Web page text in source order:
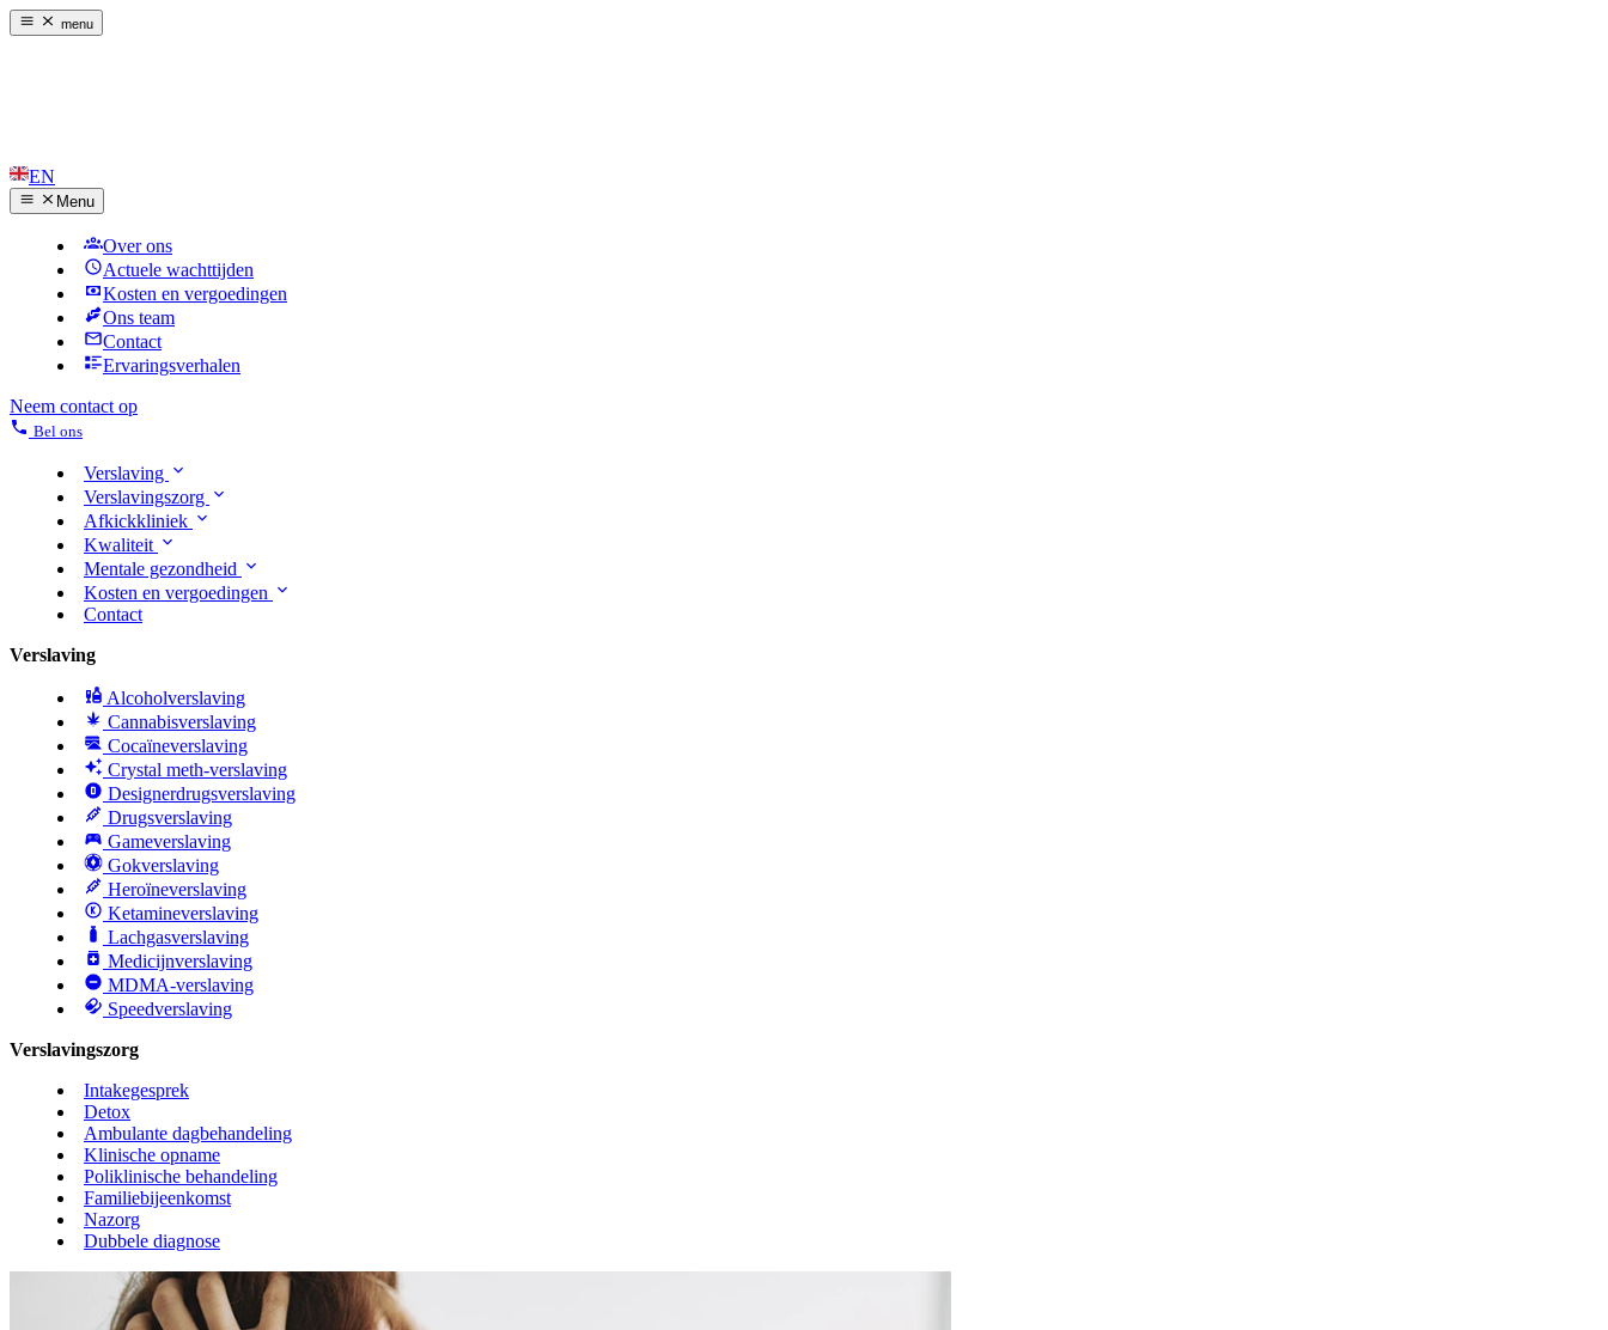
menu
EN
Menu
Over ons
Actuele wachttijden
Kosten en vergoedingen
Ons team
Contact
Ervaringsverhalen
Neem contact op
Bel ons
Verslaving
Verslavingszorg
Afkickkliniek
Kwaliteit
Mentale gezondheid
Kosten en vergoedingen
Contact
Verslaving
Alcoholverslaving
Cannabisverslaving
Cocaïneverslaving
Crystal meth-verslaving
Designerdrugsverslaving
Drugsverslaving
Gameverslaving
Gokverslaving
Heroïneverslaving
Ketamineverslaving
Lachgasverslaving
Medicijnverslaving
MDMA-verslaving
Speedverslaving
Verslavingszorg
Intakegesprek
Detox
Ambulante dagbehandeling
Klinische opname
Poliklinische behandeling
Familiebijeenkomst
Nazorg
Dubbele diagnose